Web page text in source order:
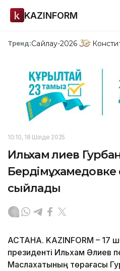
KAZINFORM
Тренд:Сайлау-2026
10:10, 18 Шілде 2025
Ильхам Әлиев
Бердімұхамедовке
сыйлады
АСТАНА. KAZINFORM – 17
президенті Ильхам Әлиев
Маслахатының төрағасы